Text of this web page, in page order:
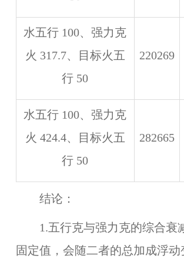
水五行 100、强力克
火 317.7、目标火五
行 50
220269
水五行 100、强力克
火 424.4、目标火五
行 50
282665
结论：
1.五行克与强力克的综合衰
固定值，会随二者的总加成浮动